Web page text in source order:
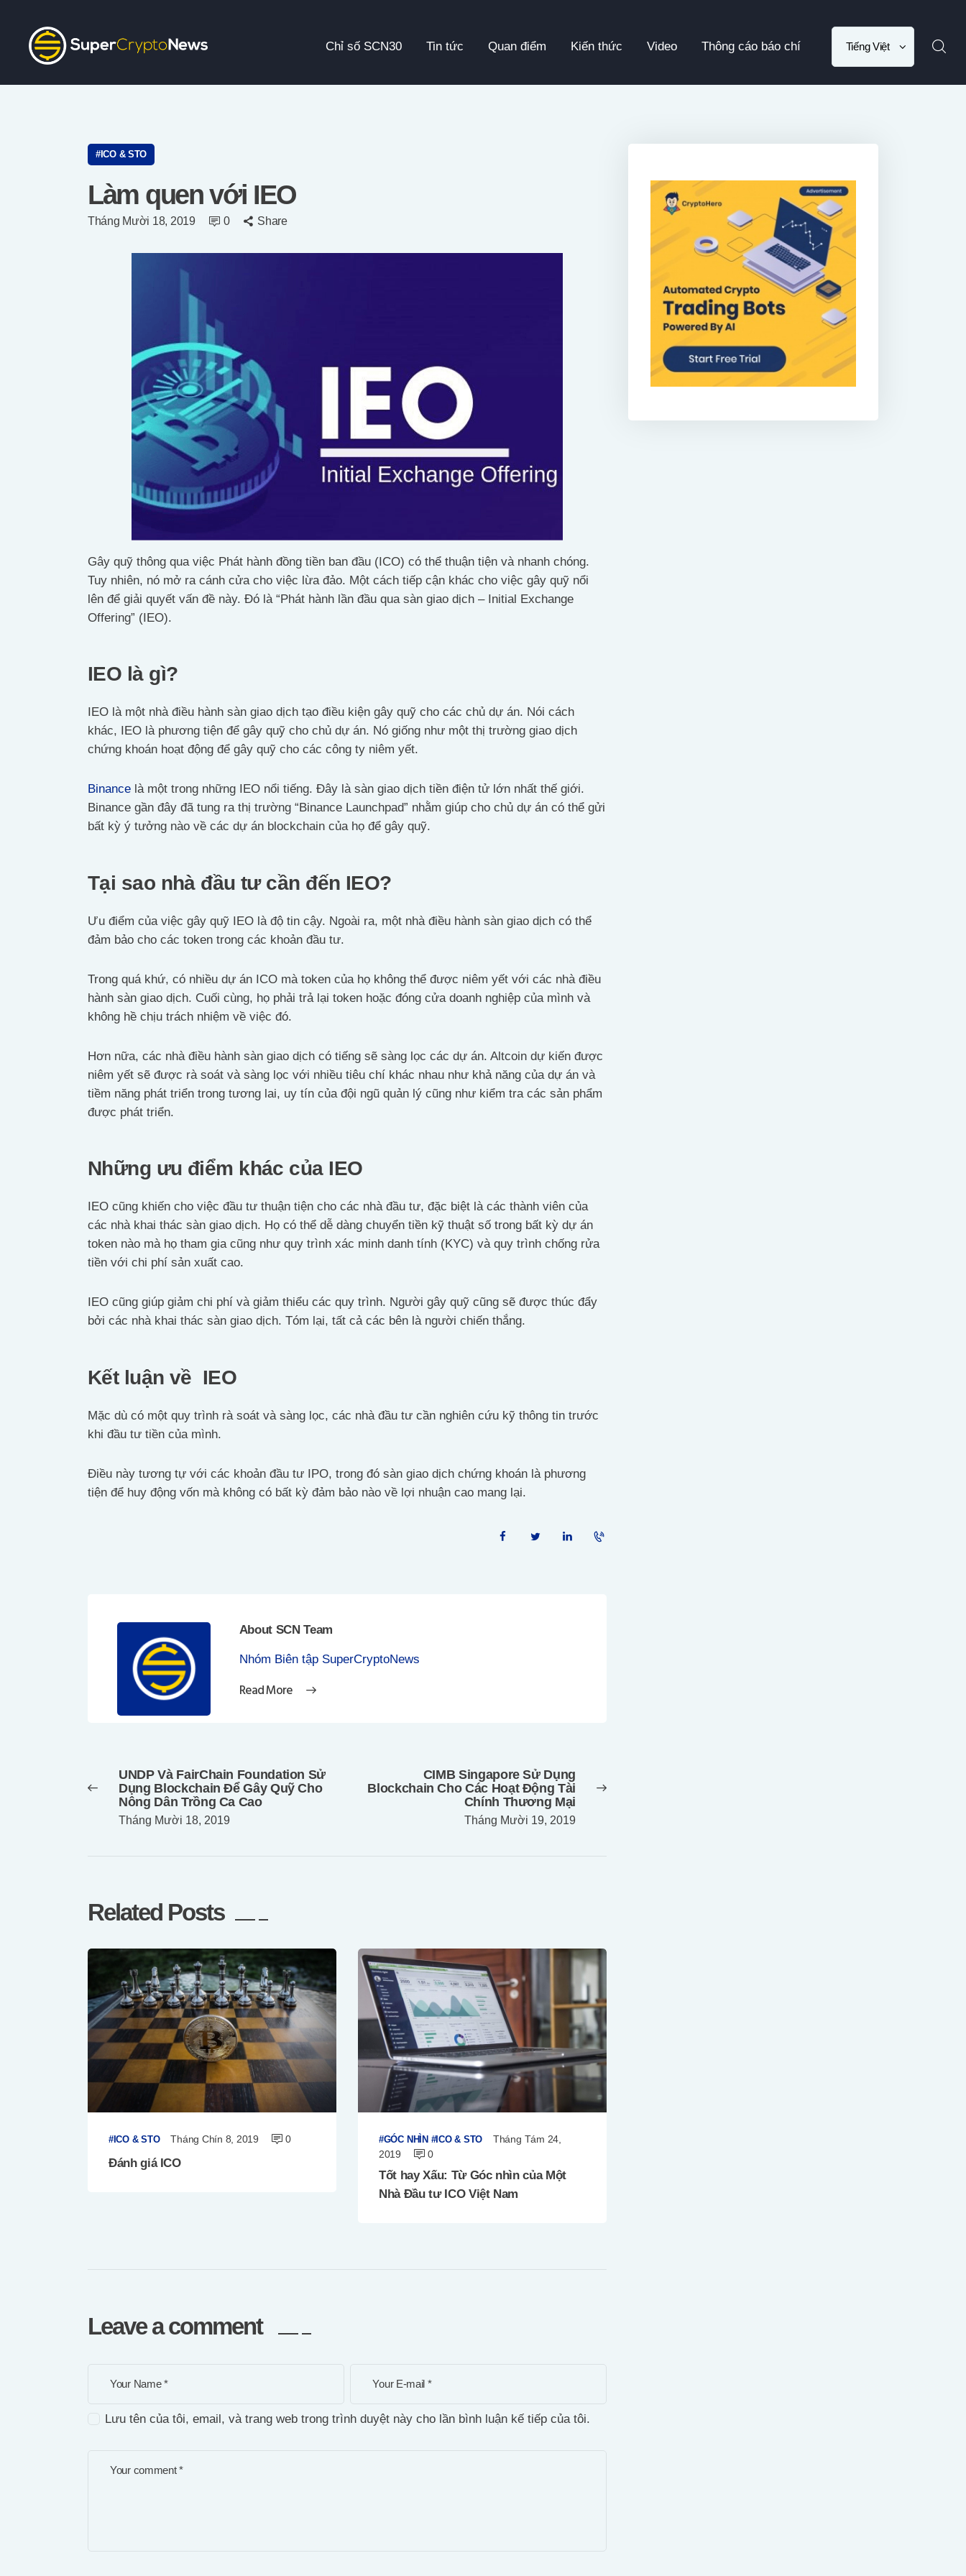
Chỉ số SCN30 Tin tức Quan điểm Kiến thức Video Thông cáo báo chí
ICO & STO
Làm quen với IEO
Tháng Mười 18, 2019 0 Share
Gây quỹ thông qua việc Phát hành đồng tiền ban đầu (ICO) có thể thuận tiện và nhanh chóng.
Tuy nhiên, nó mở ra cánh cửa cho việc lừa đảo. Một cách tiếp cận khác cho việc gây quỹ nổi
lên để giải quyết vấn đề này. Đó là “Phát hành lần đầu qua sàn giao dịch – Initial Exchange
Offering” (IEO).
IEO là gì?
IEO là một nhà điều hành sàn giao dịch tạo điều kiện gây quỹ cho các chủ dự án. Nói cách
khác, IEO là phương tiện để gây quỹ cho chủ dự án. Nó giống như một thị trường giao dịch
chứng khoán hoạt động để gây quỹ cho các công ty niêm yết.
Binance là một trong những IEO nổi tiếng. Đây là sàn giao dịch tiền điện tử lớn nhất thế giới.
Binance gần đây đã tung ra thị trường “Binance Launchpad” nhằm giúp cho chủ dự án có thể gửi
bất kỳ ý tưởng nào về các dự án blockchain của họ để gây quỹ.
Tại sao nhà đầu tư cần đến IEO?
Ưu điểm của việc gây quỹ IEO là độ tin cậy. Ngoài ra, một nhà điều hành sàn giao dịch có thể
đảm bảo cho các token trong các khoản đầu tư.
Trong quá khứ, có nhiều dự án ICO mà token của họ không thể được niêm yết với các nhà điều
hành sàn giao dịch. Cuối cùng, họ phải trả lại token hoặc đóng cửa doanh nghiệp của mình và
không hề chịu trách nhiệm về việc đó.
Hơn nữa, các nhà điều hành sàn giao dịch có tiếng sẽ sàng lọc các dự án. Altcoin dự kiến được
niêm yết sẽ được rà soát và sàng lọc với nhiều tiêu chí khác nhau như khả năng của dự án và
tiềm năng phát triển trong tương lai, uy tín của đội ngũ quản lý cũng như kiểm tra các sản phẩm
được phát triển.
Những ưu điểm khác của IEO
IEO cũng khiến cho việc đầu tư thuận tiện cho các nhà đầu tư, đặc biệt là các thành viên của
các nhà khai thác sàn giao dịch. Họ có thể dễ dàng chuyển tiền kỹ thuật số trong bất kỳ dự án
token nào mà họ tham gia cũng như quy trình xác minh danh tính (KYC) và quy trình chống rửa
tiền với chi phí sản xuất cao.
IEO cũng giúp giảm chi phí và giảm thiểu các quy trình. Người gây quỹ cũng sẽ được thúc đẩy
bởi các nhà khai thác sàn giao dịch. Tóm lại, tất cả các bên là người chiến thắng.
Kết luận về IEO
Mặc dù có một quy trình rà soát và sàng lọc, các nhà đầu tư cần nghiên cứu kỹ thông tin trước
khi đầu tư tiền của mình.
Điều này tương tự với các khoản đầu tư IPO, trong đó sàn giao dịch chứng khoán là phương
tiện để huy động vốn mà không có bất kỳ đảm bảo nào về lợi nhuận cao mang lại.
About SCN Team
Nhóm Biên tập SuperCryptoNews
Read More
bài
viết
Previous
post:
UNDP Và FairChain Foundation Sử
Dụng Blockchain Để Gây Quỹ Cho
Nông Dân Trồng Ca Cao
Tháng Mười 18, 2019
CIMB Singapore Sử Dụng
Blockchain Cho Các Hoạt Động Tài
Chính Thương Mại
Tháng Mười 19, 2019
Related Posts
ICO & STO Tháng Chín 8, 2019 0
Đánh giá ICO
GÓC NHÌN ICO & STO
Tháng Tám 24,
2019
0
Tốt hay Xấu: Từ Góc nhìn của Một
Nhà Đầu tư ICO Việt Nam
Leave a comment
Lưu tên của tôi, email, và trang web trong trình duyệt này cho lần bình luận kế tiếp của tôi.